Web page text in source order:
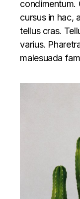
condimentum.
cursus in hac,
tellus cras.
varius.
malesuada